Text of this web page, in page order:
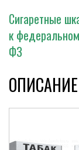
Сигаретные
к
ФЗ
ОПИСАНИЕ